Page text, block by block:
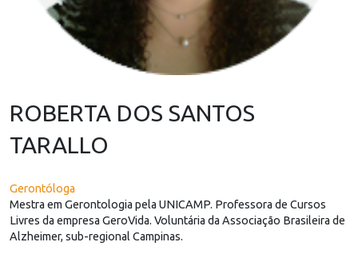
ROBERTA DOS SANTOS
TARALLO
Gerontóloga
Mestra em Gerontologia pela UNICAMP. Professora de Cursos
Livres da empresa GeroVida. Voluntária da Associação Brasileira de
Alzheimer, sub-regional Campinas.